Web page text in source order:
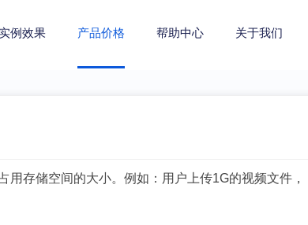
实例效果 产品价格 帮助中心 关于我们
存储空间的大小。例如：用户上传1G的视频文件，